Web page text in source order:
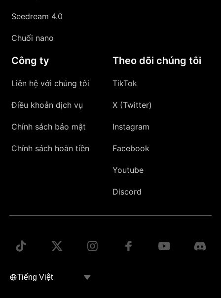
Seedream 4.0
Chuối nano
Công ty
Liên hệ với chúng tôi
Điều khoản dịch vụ
Chính sách bảo mật
Chính sách hoàn tiền
Theo dõi chúng tôi
TikTok
X (Twitter)
Instagram
Facebook
Youtube
Discord